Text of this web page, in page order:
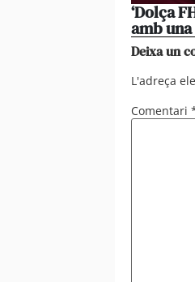
‘Dolça
amb
Deixa un
L'adreça
Comentari